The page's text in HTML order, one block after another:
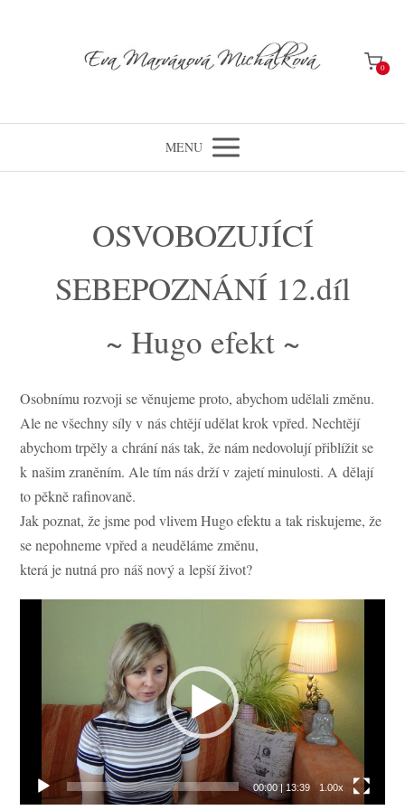
0
MENU
OSVOBOZUJÍCÍ
SEBEPOZNÁNÍ 12.díl
~ Hugo efekt ~
Osobnímu rozvoji se věnujeme proto, abychom udělali změnu.
Ale ne všechny síly v nás chtějí udělat krok vpřed. Nechtějí
abychom trpěly a chrání nás tak, že nám nedovolují přiblížit se
k našim zraněním. Ale tím nás drží v zajetí minulosti. A dělají
to pěkně rafinovaně.
Jak poznat, že jsme pod vlivem Hugo efektu a tak riskujeme, že
se nepohneme vpřed a neuděláme změnu,
která je nutná pro náš nový a lepší život?
00:00|13:39 1.00x